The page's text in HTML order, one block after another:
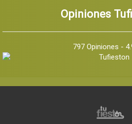
Opiniones
797 Opiniones -